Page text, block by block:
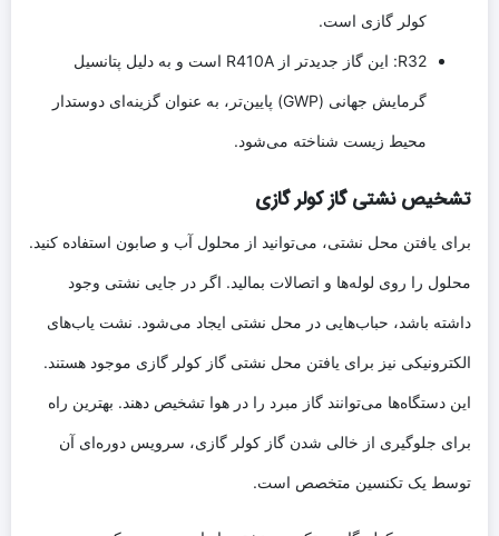
کولر گازی است.
R32: این گاز جدیدتر از R410A است و به دلیل پتانسیل
گرمایش جهانی (GWP) پایین‌تر، به عنوان گزینه‌ای دوستدار
محیط زیست شناخته می‌شود.
تشخیص نشتی گاز کولر گازی
برای یافتن محل نشتی، می‌توانید از محلول آب و صابون استفاده کنید.
محلول را روی لوله‌ها و اتصالات بمالید. اگر در جایی نشتی وجود
داشته باشد، حباب‌هایی در محل نشتی ایجاد می‌شود. نشت یاب‌های
الکترونیکی نیز برای یافتن محل نشتی گاز کولر گازی موجود هستند.
این دستگاه‌ها می‌توانند گاز مبرد را در هوا تشخیص دهند. بهترین راه
برای جلوگیری از خالی شدن گاز کولر گازی، سرویس دوره‌ای آن
توسط یک تکنسین متخصص است.